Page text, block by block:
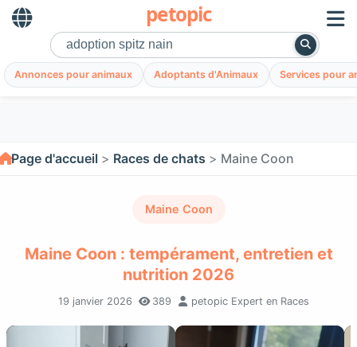
petopic
Annonces pour animaux Adoptants d'Animaux Services pour
Page d'accueil Races de chats Maine Coon
Maine Coon
Maine Coon : tempérament, entretien et
nutrition 2026
19 janvier 2026 389 petopic Expert en Races